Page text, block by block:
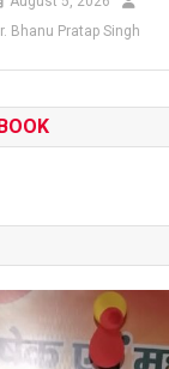
Bhanu Pratap Singh